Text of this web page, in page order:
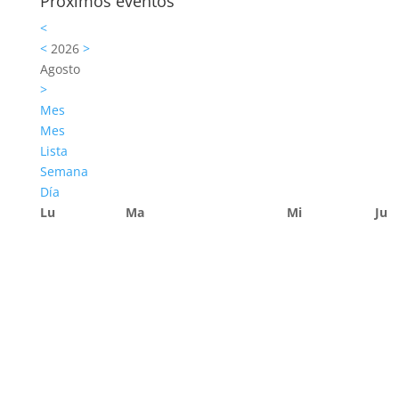
<
<2026 >
Agosto
>
Mes
Mes
Lista
Semana
Día
Lu
Ma Mi Ju